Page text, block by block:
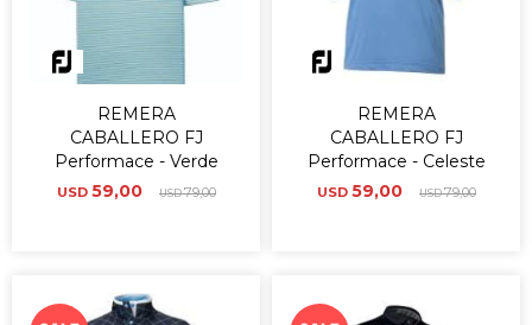
REMERA
CABALLERO FJ
Performace - Verde
USD 59,00 USD79,00
REMERA
CABALLERO FJ
Performace - Celeste
USD 59,00 USD79,00